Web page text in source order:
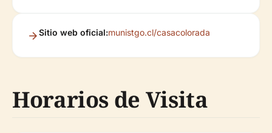
Sitio web oficial:munistgo.cl/casacolorada
Horarios de Visita